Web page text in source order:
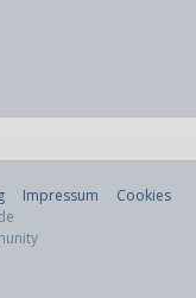
Impressum
Cookies